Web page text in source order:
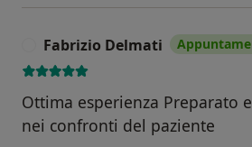
Fabrizio Delmati
Ottima esperienza Preparato
nei confronti del paziente